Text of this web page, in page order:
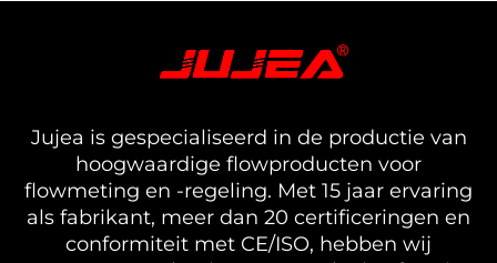
Jujea is gespecialiseerd in de productie van
hoogwaardige flowproducten voor
flowmeting en -regeling. Met 15 jaar ervaring
als fabrikant, meer dan 20 certificeringen en
conformiteit met CE/ISO, hebben wij